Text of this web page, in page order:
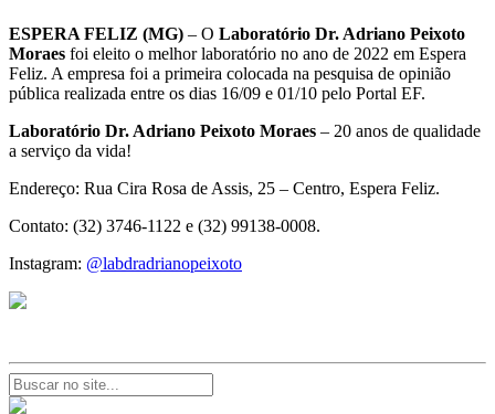
ESPERA FELIZ (MG) – O Laboratório Dr. Adriano Peixoto
Moraes foi eleito o melhor laboratório no ano de 2022 em Espera
Feliz. A empresa foi a primeira colocada na pesquisa de opinião
pública realizada entre os dias 16/09 e 01/10 pelo Portal EF.
Laboratório Dr. Adriano Peixoto Moraes – 20 anos de qualidade
a serviço da vida!
Endereço: Rua Cira Rosa de Assis, 25 – Centro, Espera Feliz.
Contato: (32) 3746-1122 e (32) 99138-0008.
Instagram: @labdradrianopeixoto